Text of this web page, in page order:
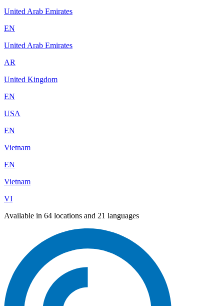
United Arab Emirates
EN
United Arab Emirates
AR
United Kingdom
EN
USA
EN
Vietnam
EN
Vietnam
VI
Available in 64 locations and 21 languages